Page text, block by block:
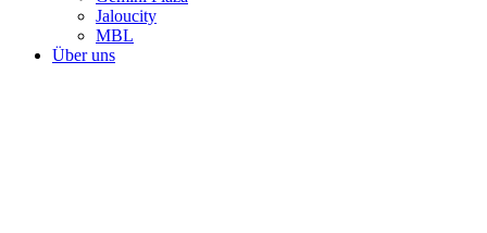
Jaloucity
MBL
Über uns